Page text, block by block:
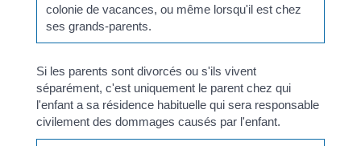
colonie de vacances, ou même lorsqu'il est chez
ses grands-parents.
Si les parents sont divorcés ou s'ils vivent
séparément, c'est uniquement le parent chez qui
l'enfant a sa résidence habituelle qui sera responsable
civilement des dommages causés par l'enfant.